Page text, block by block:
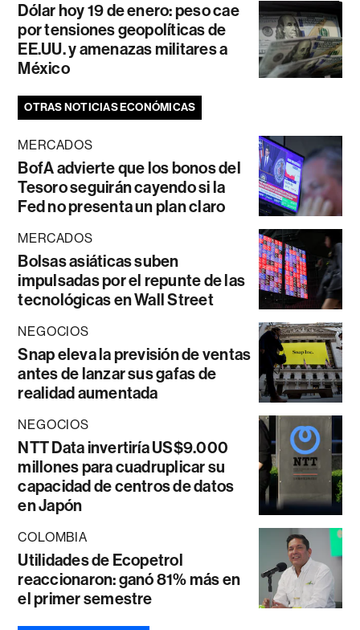
Dólar hoy 19 de enero: peso cae
por tensiones geopolíticas de
EE.UU. y amenazas militares a
México
OTRAS NOTICIAS ECONÓMICAS
MERCADOS
BofA advierte que los bonos del
Tesoro seguirán cayendo si la
Fed no presenta un plan claro
MERCADOS
Bolsas asiáticas suben
impulsadas por el repunte de las
tecnológicas en Wall Street
NEGOCIOS
Snap eleva la previsión de ventas
antes de lanzar sus gafas de
realidad aumentada
NEGOCIOS
NTT Data invertiría US$9.000
millones para cuadruplicar su
capacidad de centros de datos
en Japón
COLOMBIA
Utilidades de Ecopetrol
reaccionaron: ganó 81% más en
el primer semestre